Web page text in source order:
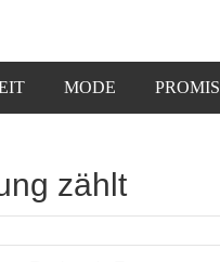
MODE PROMIS
zählt